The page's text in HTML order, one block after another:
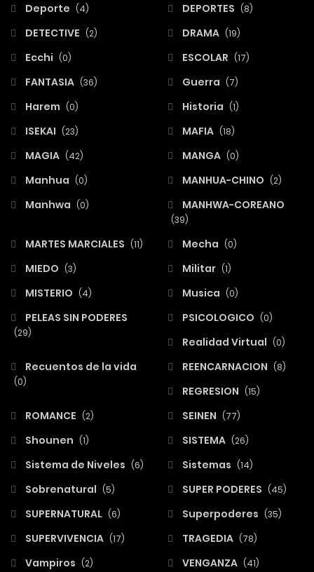
Deporte (4) DEPORTES (8)
DETECTIVE (2) DRAMA (19)
Ecchi (0) ESCOLAR (17)
FANTASIA (36) Guerra (7)
Harem (0) Historia (1)
ISEKAI (23) MAFIA (18)
MAGIA (42) MANGA (0)
Manhua (0) MANHUA-CHINO (2)
Manhwa (0) MANHWA-COREANO
(39)
MARTES MARCIALES (11) Mecha (0)
MIEDO (3) Militar (1)
MISTERIO (4) Musica (0)
PELEAS SIN PODERES
(29)
PSICOLOGICO (0)
Realidad Virtual (0)
Recuentos de la vida
(0)
REENCARNACION (8)
REGRESION (15)
ROMANCE (2) SEINEN (77)
Shounen (1) SISTEMA (26)
Sistema de Niveles (6) Sistemas (14)
Sobrenatural (5) SUPER PODERES (45)
SUPERNATURAL (6) Superpoderes (35)
SUPERVIVENCIA (17) TRAGEDIA (78)
Vampiros (2) VENGANZA (41)